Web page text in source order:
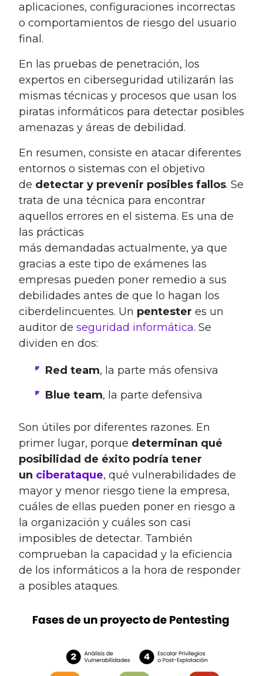
aplicaciones, configuraciones incorrectas
o comportamientos de riesgo del usuario
final.
En las pruebas de penetración, los
expertos en ciberseguridad utilizarán las
mismas técnicas y procesos que usan los
piratas informáticos para detectar posibles
amenazas y áreas de debilidad.
En resumen, consiste en atacar diferentes
entornos o sistemas con el objetivo
de detectar y prevenir posibles fallos. Se
trata de una técnica para encontrar
aquellos errores en el sistema. Es una de
las prácticas
más demandadas actualmente, ya que
gracias a este tipo de exámenes las
empresas pueden poner remedio a sus
debilidades antes de que lo hagan los
ciberdelincuentes. Un pentester es un
auditor de seguridad informática. Se
dividen en dos:
Red team, la parte más ofensiva
Blue team, la parte defensiva
Son útiles por diferentes razones. En
primer lugar, porque determinan qué
posibilidad de éxito podría tener
un ciberataque, qué vulnerabilidades de
mayor y menor riesgo tiene la empresa,
cuáles de ellas pueden poner en riesgo a
la organización y cuáles son casi
imposibles de detectar. También
comprueban la capacidad y la eficiencia
de los informáticos a la hora de responder
a posibles ataques.